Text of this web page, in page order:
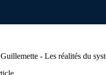
- Les réalités du